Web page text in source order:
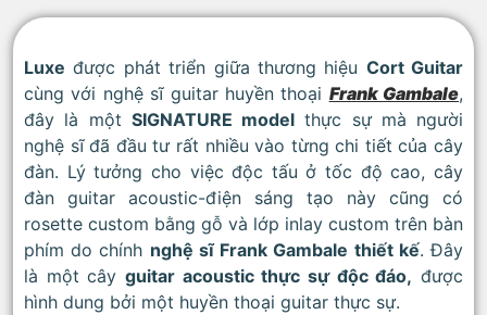
Luxe được phát triển giữa thương hiệu Cort Guitar
cùng với nghệ sĩ guitar huyền thoại Frank Gambale,
đây là một SIGNATURE model thực sự mà người
nghệ sĩ đã đầu tư rất nhiều vào từng chi tiết của cây
đàn. Lý tưởng cho việc độc tấu ở tốc độ cao, cây
đàn guitar acoustic-điện sáng tạo này cũng có
rosette custom bằng gỗ và lớp inlay custom trên bàn
phím do chính nghệ sĩ Frank Gambale thiết kế. Đây
là một cây guitar acoustic thực sự độc đáo, được
hình dung bởi một huyền thoại guitar thực sự.